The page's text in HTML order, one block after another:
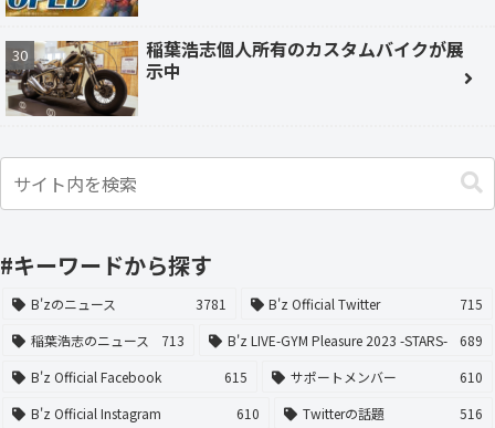
稲葉浩志個人所有のカスタムバイクが展
示中
#キーワードから探す
B'zのニュース 3781 B'z Official Twitter
715
稲葉浩志のニュース
713 B'z LIVE-GYM Pleasure 2023 -STARS-
689
B'z Official Facebook
615 サポートメンバー
610
B'z Official Instagram
610 Twitterの話題
516